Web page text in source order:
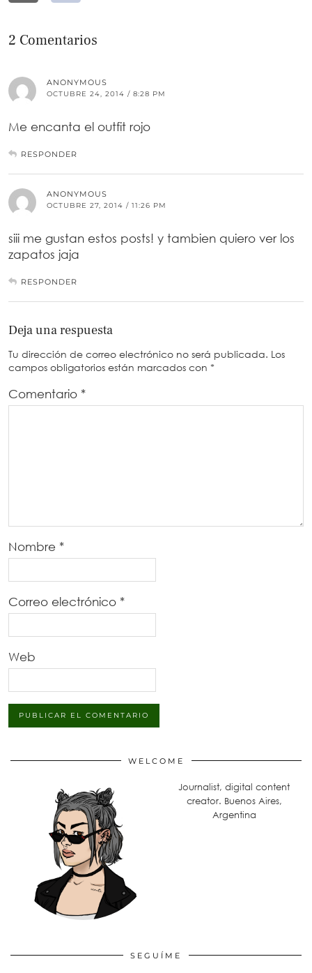
2 Comentarios
ANONYMOUS
OCTUBRE 24, 2014 / 8:28 PM
Me encanta el outfit rojo
RESPONDER
ANONYMOUS
OCTUBRE 27, 2014 / 11:26 PM
siii me gustan estos posts! y tambien quiero ver los
zapatos jaja
RESPONDER
Deja una respuesta
Tu dirección de correo electrónico no será publicada. Los
campos obligatorios están marcados con *
Comentario *
Nombre *
Correo electrónico *
Web
WELCOME
Journalist, digital content
creator. Buenos Aires,
Argentina
SEGUÍME